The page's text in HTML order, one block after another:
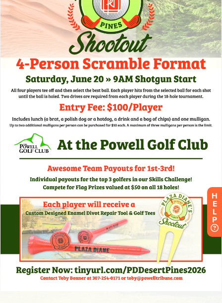
H
E
L
P